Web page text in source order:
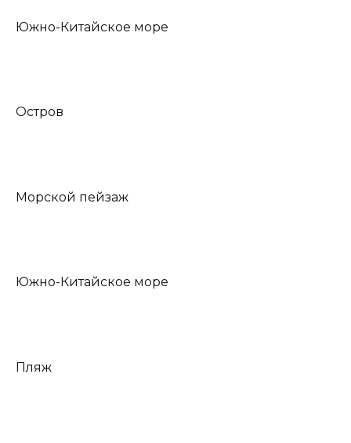
Южно-Китайское море
Остров
Морской пейзаж
Южно-Китайское море
Пляж